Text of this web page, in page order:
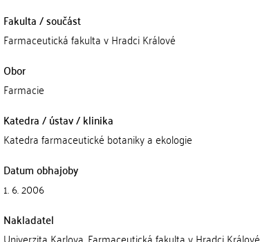
Fakulta / součást
Farmaceutická fakulta v Hradci Králové
Obor
Farmacie
Katedra / ústav / klinika
Katedra farmaceutické botaniky a ekologie
Datum obhajoby
1. 6. 2006
Nakladatel